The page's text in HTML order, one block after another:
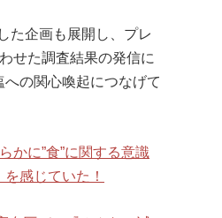
た企画も展開し、プレ
せた調査結果の発信に
の関心喚起につなげて
かに”食”に関する意識
感じていた！